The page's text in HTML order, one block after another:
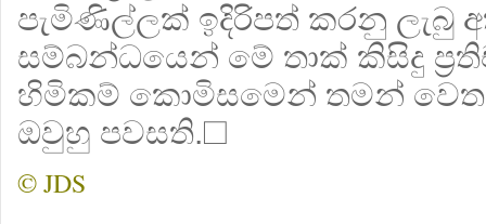
පැමිණිල්ලක් ඉදිරිපත් කරනු ලැබු
සම්බන්ධයෙන් මේ තාක් කිසිදු
හිමිකම් කොමිසමෙන් තමන් වෙත
ඔවුහු පවසති.☐
© JDS